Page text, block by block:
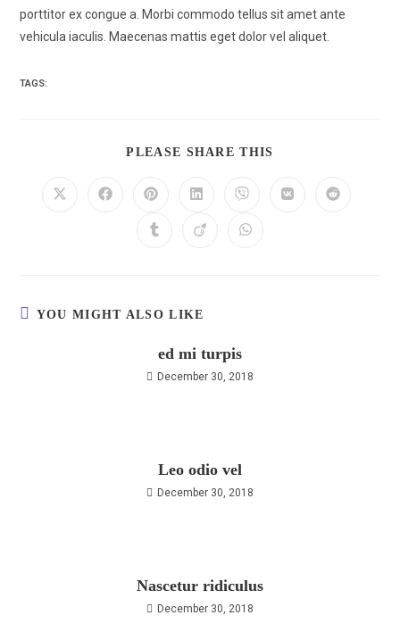
porttitor ex congue a. Morbi commodo tellus sit amet ante
vehicula iaculis. Maecenas mattis eget dolor vel aliquet.
TAGS:
PLEASE SHARE THIS
YOU MIGHT ALSO LIKE
ed mi turpis
December 30, 2018
Leo odio vel
December 30, 2018
Nascetur ridiculus
December 30, 2018